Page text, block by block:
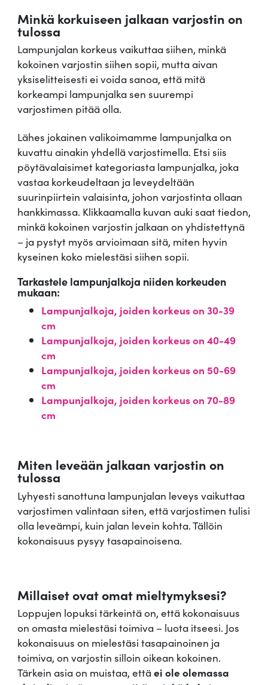
Minkä korkuiseen jalkaan varjostin on
tulossa
Lampunjalan korkeus vaikuttaa siihen, minkä
kokoinen varjostin siihen sopii, mutta aivan
yksiselitteisesti ei voida sanoa, että mitä
korkeampi lampunjalka sen suurempi
varjostimen pitää olla.
Lähes jokainen valikoimamme lampunjalka on
kuvattu ainakin yhdellä varjostimella. Etsi siis
pöytävalaisimet kategoriasta lampunjalka, joka
vastaa korkeudeltaan ja leveydeltään
suurinpiirtein valaisinta, johon varjostinta ollaan
hankkimassa. Klikkaamalla kuvan auki saat tiedon,
minkä kokoinen varjostin jalkaan on yhdistettynä
– ja pystyt myös arvioimaan sitä, miten hyvin
kyseinen koko mielestäsi siihen sopii.
Tarkastele lampunjalkoja niiden korkeuden
mukaan:
Lampunjalkoja, joiden korkeus on 30-39
cm
Lampunjalkoja, joiden korkeus on 40-49
cm
Lampunjalkoja, joiden korkeus on 50-69
cm
Lampunjalkoja, joiden korkeus on 70-89
cm
Miten leveään jalkaan varjostin on
tulossa
Lyhyesti sanottuna lampunjalan leveys vaikuttaa
varjostimen valintaan siten, että varjostimen tulisi
olla leveämpi, kuin jalan levein kohta. Tällöin
kokonaisuus pysyy tasapainoisena.
Millaiset ovat omat mieltymyksesi?
Loppujen lopuksi tärkeintä on, että kokonaisuus
on omasta mielestäsi toimiva – luota itseesi. Jos
kokonaisuus on mielestäsi tasapainoinen ja
toimiva, on varjostin silloin oikean kokoinen.
Tärkein asia on muistaa, ettäei ole olemassa